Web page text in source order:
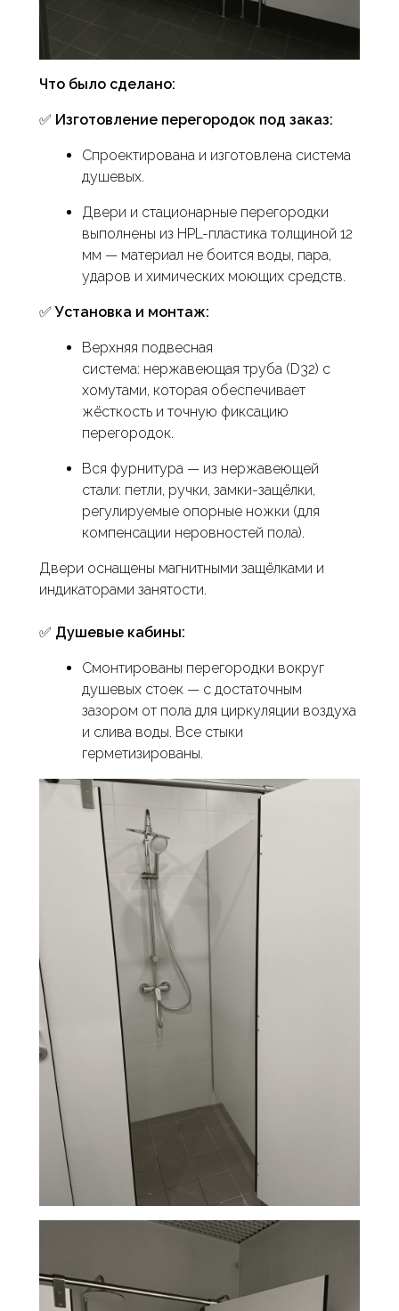
Что было сделано:
✅ Изготовление перегородок под заказ:
Спроектирована и изготовлена система
душевых.
Двери и стационарные перегородки
выполнены из HPL-пластика толщиной 12
мм — материал не боится воды, пара,
ударов и химических моющих средств.
✅Установка и монтаж:
Верхняя подвесная
система: нержавеющая труба (D32) с
хомутами, которая обеспечивает
жёсткость и точную фиксацию
перегородок.
Вся фурнитура — из нержавеющей
стали: петли, ручки, замки-защёлки,
регулируемые опорные ножки (для
компенсации неровностей пола).
Двери оснащены магнитными защёлками и
индикаторами занятости.
✅ Душевые кабины:
Смонтированы перегородки вокруг
душевых стоек — с достаточным
зазором от пола для циркуляции воздуха
и слива воды. Все стыки
герметизированы.